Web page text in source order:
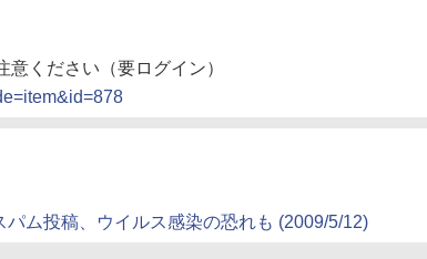
ください（要ログイン）
ム投稿、ウイルス感染の恐れも (2009/5/12)